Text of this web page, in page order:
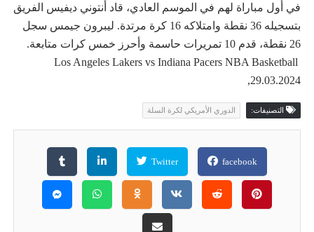
في أول مباراة لهم في الموسم العادي، قاد أنتوني ديفيس الفريق
بتسجيله 36 نقطة وامتلاكه 16 كرة مرتدة. ليبرون جيمس سجل
26 نقطة، قدم 10 تمريرات حاسمة وأحرز خمس كرات متابعة.
Los Angeles Lakers vs Indiana Pacers NBA Basketball
,29.03.2024
التصنيفات: الدوري الأمريكي لكرة السلة
facebook
Twitter